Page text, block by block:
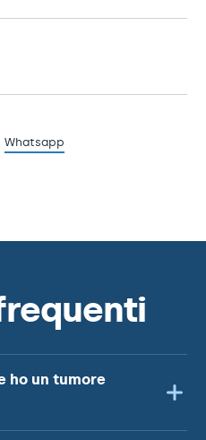
Whatsapp
ho un tumore